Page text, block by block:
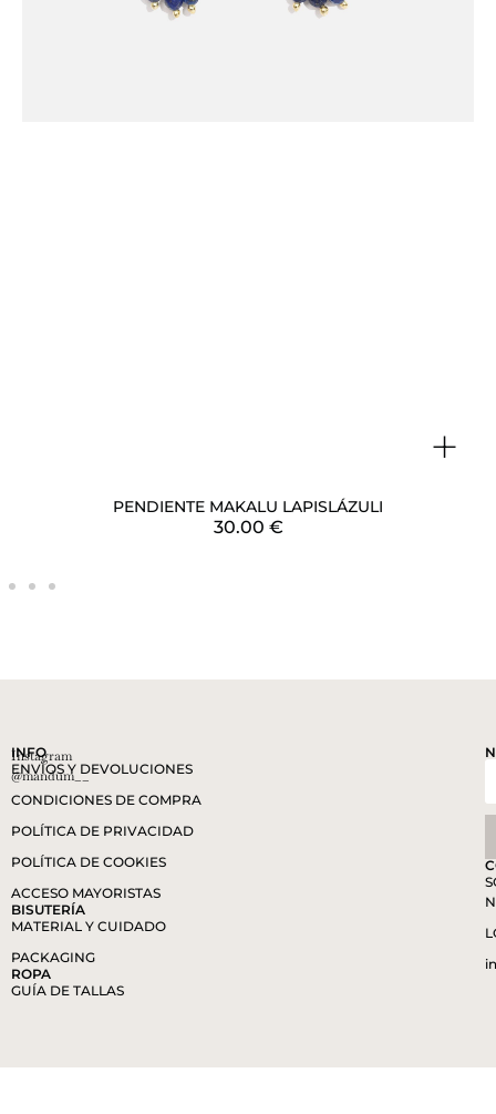
+
PENDIENTE MAKALU LAPISLÁZULI
30.00 €
Instagram
@mandum__
INFO
ENVÍOS Y DEVOLUCIONES
CONDICIONES DE COMPRA
POLÍTICA DE PRIVACIDAD
POLÍTICA DE COOKIES
ACCESO MAYORISTAS
BISUTERÍA
MATERIAL Y CUIDADO
PACKAGING
ROPA
GUÍA DE TALLAS